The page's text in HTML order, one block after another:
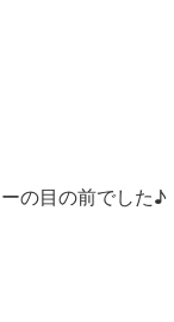
の目の前でした♪